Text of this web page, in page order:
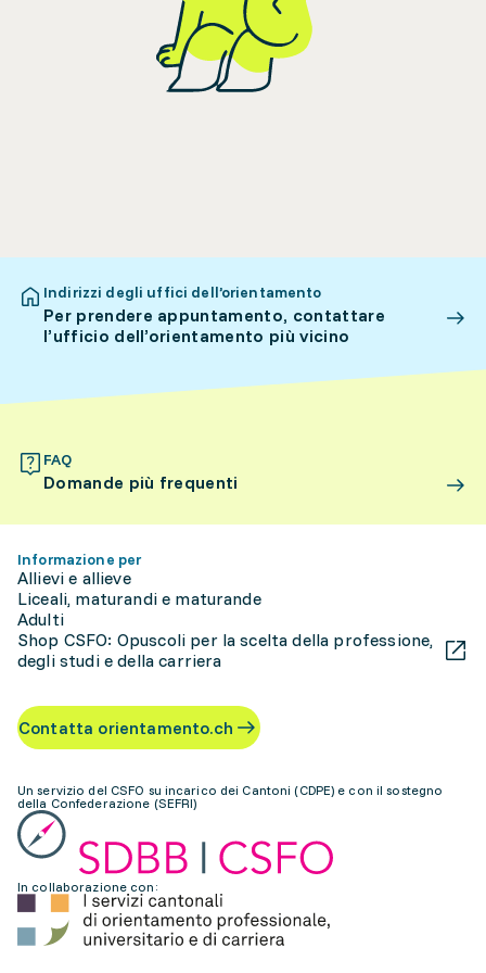
Indirizzi degli uffici dell’orientamento
Per prendere appuntamento, contattare
l’ufficio dell’orientamento più vicino
FAQ
Domande più frequenti
Informazione per
Allievi e allieve
Liceali, maturandi e maturande
Adulti
Shop CSFO: Opuscoli per la scelta della professione,
degli studi e della carriera
Contatta orientamento.ch
Un servizio del CSFO su incarico dei Cantoni (CDPE) e con il sostegno
della Confederazione (SEFRI)
In collaborazione con: